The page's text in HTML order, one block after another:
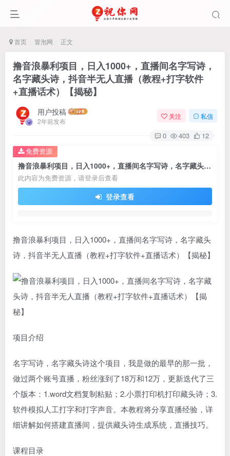
首页 冒泡网 正文
撸音浪暴利项目，日入1000+，直播间名字写诗，
名字藏头诗，抖音半无人直播（教程+打字软件
+直播话术）【揭秘】
用户投稿
2年前发布
关注 私信
0 403 12
撸音浪暴利项目，日入1000+，直播间名字写诗，名字藏头诗，抖音半无人直播（教程+打字软件+直播话术）【揭秘】
此内容为免费资源，请登录后查看
登录查看
免费资源
撸音浪暴利项目，日入1000+，直播间名字写诗，名字藏头
诗，抖音半无人直播（教程+打字软件+直播话术）【揭秘】
项目介绍
名字写诗，名字藏头诗这个项目，我是做的最早的那一批，
做过两个账号直播，粉丝涨到了18万和12万，更新迭代了三
个版本：1.word文档复制粘贴；2.小票打印机打印藏头诗；3.
软件模拟人工打字和打字声音。本教程将分享直播经验，详
细讲解如何搭建直播间，提供藏头诗生成系统，直播技巧。
课程目录